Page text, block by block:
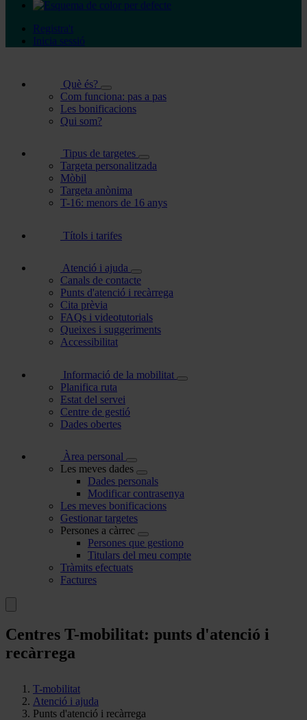
Registra't
Inicia sessió
Què és?
Com funciona: pas a pas
Les bonificacions
Qui som?
Tipus de targetes
Targeta personalitzada
Mòbil
Targeta anònima
T-16: menors de 16 anys
Títols i tarifes
Atenció i ajuda
Canals de contacte
Punts d'atenció i recàrrega
Cita prèvia
FAQs i videotutorials
Queixes i suggeriments
Accessibilitat
Informació de la mobilitat
Planifica ruta
Estat del servei
Centre de gestió
Dades obertes
Àrea personal
Les meves dades
Dades personals
Modificar contrasenya
Les meves bonificacions
Gestionar targetes
Persones a càrrec
Persones que gestiono
Titulars del meu compte
Tràmits efectuats
Factures
Centres T-mobilitat: punts d'atenció i
recàrrega
T-mobilitat
Atenció i ajuda
Punts d'atenció i recàrrega